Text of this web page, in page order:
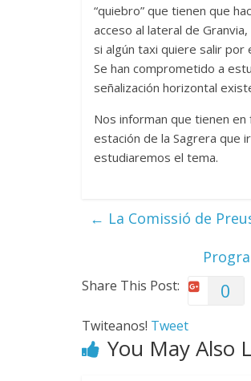
“quiebro” que tienen que
acceso al lateral de
si algún taxi quiere salir
Se han comprometido a
señalización horizontal
Nos informan que tienen
estación de la Sagrera que
estudiaremos el tema.
← La Comissió de
Share This Post: 0
Twiteanos! Tweet
You May Also